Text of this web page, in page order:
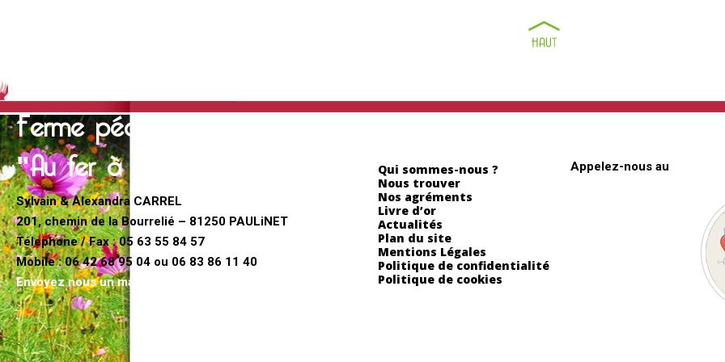
Ferme pédagogique
"Au fer à Cheval"
Sylvain & Alexandra CARREL
201, chemin de la Bourrelié – 81250 PAULiNET
Télephone / Fax :05 63 55 84 57
Mobile :06 42 68 95 04 ou 06 83 86 11 40
Envoyez nous un mail
Informations
Qui sommes-nous ?
Nous trouver
Nos agréments
Livre d’or
Actualités
Plan du site
Mentions Légales
Politique de confidentialité
Politique de cookies
une
Appelez-nous au
05 63 55 84